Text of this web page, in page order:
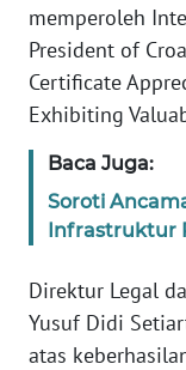
memperoleh
President of
Certificate
Exhibiting
Baca Juga:
Soroti
Infrastruktur
Direktur Legal
Yusuf Didi
atas
SERAMBI
WN
WN
WN
NTB